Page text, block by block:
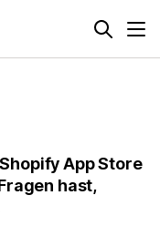
App Store
hast,